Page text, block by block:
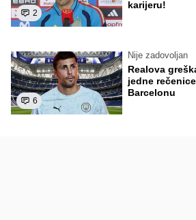
2
karijeru!
6
Nije zadovoljan
Realova
jedne
Barcelonu